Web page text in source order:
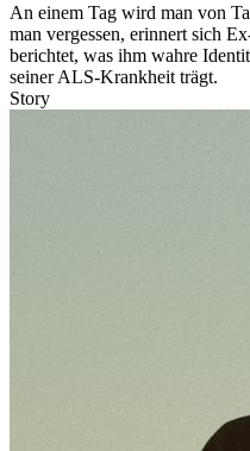
An einem Tag wird man von
man vergessen, erinnert sich
berichtet, was ihm wahre
seiner ALS-Krankheit trägt.
Story